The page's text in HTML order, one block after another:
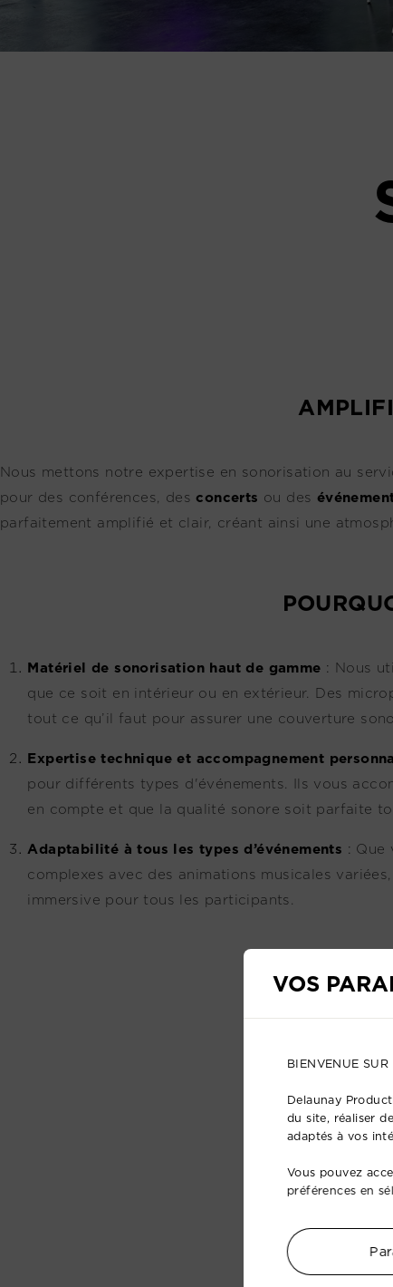
Nous mettons notre expertise en sonorisation au
pour des conférences, des concerts ou des
parfaitement amplifié et clair, créant ainsi une
Matériel de sonorisation haut de gamme : Nous
que ce soit en intérieur ou en extérieur. Des
tout ce qu’il faut pour assurer une couverture
Expertise technique et accompagnement
pour différents types d'événements. Ils vous
en compte et que la qualité sonore soit parfaite
Adaptabilité à tous les types d’événements : Que
complexes avec des animations musicales
immersive pour tous les participants.
VOS
BIENVENUE
Delaunay
du site, réaliser
adaptés à vos
Vous pouvez
préférences en